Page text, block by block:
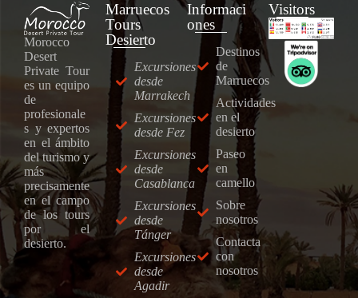
Morocco
Desert
Private Tour
es un equipo
de
profesionale
s y expertos
en el ámbito
del turismo y
más
precisamente
en el campo
de los tours
por el
desierto.
Marruecos
Tours
Desierto
Excursiones
desde
Marrakech
Excursiones
desde Fez
Excursiones
desde
Casablanca
Excursiones
desde
Tánger
Excursiones
desde
Agadir
Informaci
Ones
Destinos
de
Marruecos
Actividades
en el
desierto
Paseo
en
camello
Sobre
nosotros
Contacta
con
nosotros
Visitors